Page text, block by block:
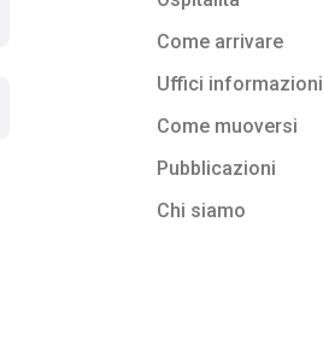
Come arrivare
Uffici informazioni
Come muoversi
Pubblicazioni
Chi siamo